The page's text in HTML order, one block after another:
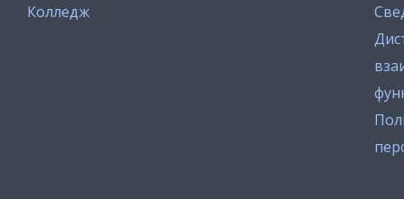
Колледж